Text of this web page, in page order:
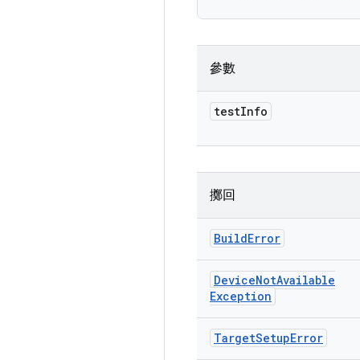
參數
testInfo
擲回
BuildError
DeviceNotAvailable
Exception
TargetSetupError